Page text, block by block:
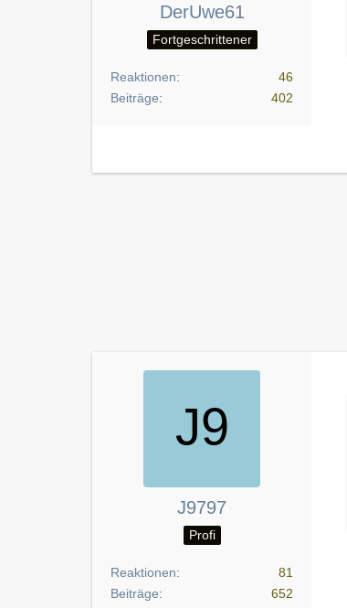
DerUwe61
Fortgeschrittener
Reaktionen
46
Beiträge
402
J9797
Profi
Reaktionen
81
Beiträge
652